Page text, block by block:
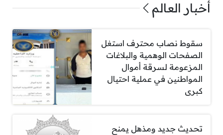
أخبار العالم
سقوط نصاب محترف استغل
الصفحات الوهمية والبلاغات
المزعومة لسرقة أموال
المواطنين في عملية احتيال
كبرى
تحديث جديد ومذهل يمنح